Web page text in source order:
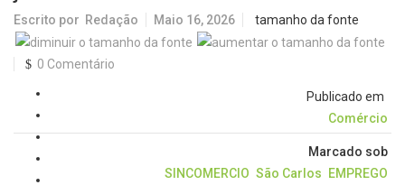
Escrito por Redação Maio 16, 2026 tamanho da fonte
0 Comentário
Publicado em
Comércio
Marcado sob
SINCOMERCIO São Carlos EMPREGO